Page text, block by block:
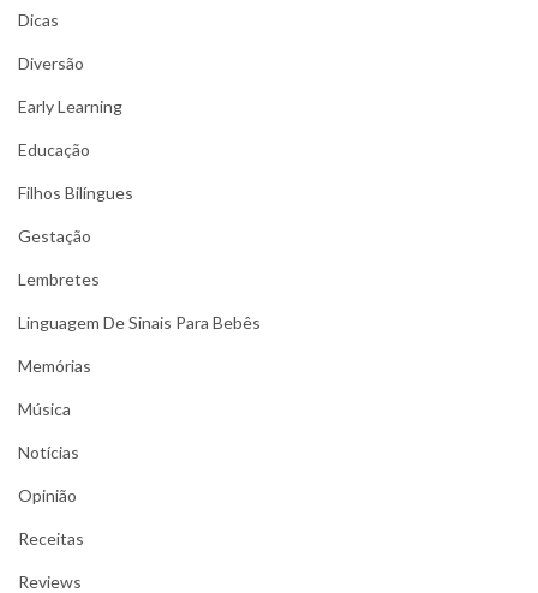
Dicas
Diversão
Early Learning
Educação
Filhos Bilíngues
Gestação
Lembretes
Linguagem De Sinais Para Bebês
Memórias
Música
Notícias
Opinião
Receitas
Reviews